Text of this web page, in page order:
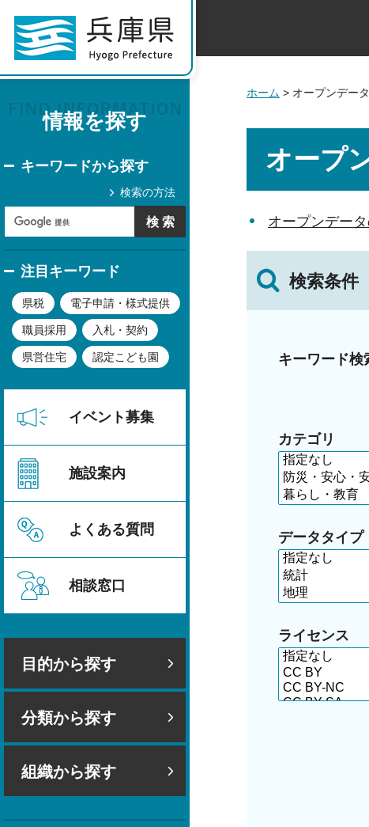
情報を探す
キーワードから探す
検索の方法
注目キーワード
県税 電子申請・様式提供
職員採用 入札・契約
県営住宅 認定こども園
イベント募集
施設案内
よくある質問
相談窓口
目的から探す
分類から探す
組織から探す
ホーム > オープンデー
オープ
オープンデー
検索条件
キーワード検
カテゴリ
データタイプ
ライセンス